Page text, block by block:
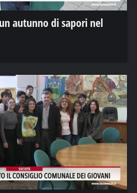
autunno di sapori nel